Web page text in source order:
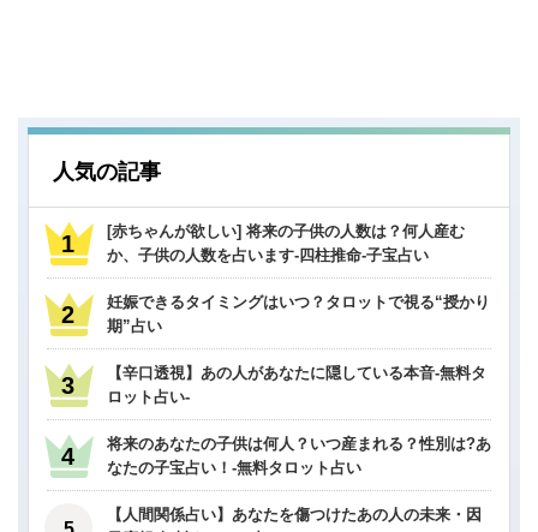
人気の記事
[赤ちゃんが欲しい] 将来の子供の人数は？何人産む
か、子供の人数を占います-四柱推命-子宝占い
妊娠できるタイミングはいつ？タロットで視る“授かり
期”占い
【辛口透視】あの人があなたに隠している本音-無料タ
ロット占い-
将来のあなたの子供は何人？いつ産まれる？性別は?あ
なたの子宝占い！-無料タロット占い
【人間関係占い】あなたを傷つけたあの人の未来・因